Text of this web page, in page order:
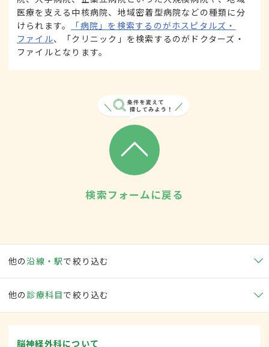
医療を支える中核病院、地域密着型病院などの種類に分
けられます。
「病院」を検索するのがホスピタルズ・
ファイル、「クリニック」を検索するのがドクターズ・
ファイルとなります。
検索フォームに戻る
他の沿線・駅で絞り込む
他の 診療科目で絞り込む
脳神経外科について